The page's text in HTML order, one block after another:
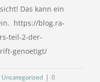
Das kann ein
https://blog.ra-
teil-2-der-
genoetigt/
Uncategorized | 0